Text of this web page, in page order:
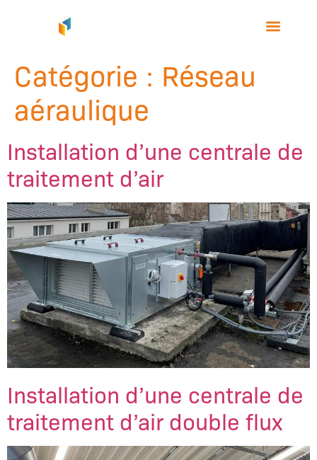
Catégorie : Réseau
aéraulique
Installation d’une centrale de
traitement d’air
Installation d’une centrale de
traitement d’air double flux